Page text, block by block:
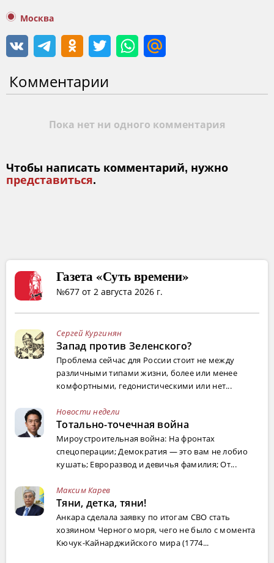
Москва
Комментарии
Пока нет ни одного комментария
Чтобы написать комментарий, нужно
представиться.
Газета «Суть времени»
№677 от 2 августа 2026 г.
Сергей Кургинян
Запад против Зеленского?
Проблема сейчас для России стоит не между
различными типами жизни, более или менее
комфортными, гедонистическими или нет...
Новости недели
Тотально-точечная война
Мироустроительная война: На фронтах
спецоперации; Демократия — это вам не лобио
кушать; Евроразвод и девичья фамилия; От...
Максим Карев
Тяни, детка, тяни!
Анкара сделала заявку по итогам СВО стать
хозяином Черного моря, чего не было с момента
Кючук-Кайнарджийского мира (1774...